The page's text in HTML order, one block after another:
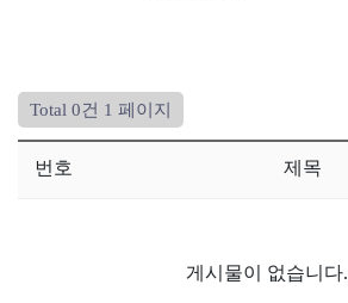
Total 0건 1 페이지
번호 제목
게시물이 없습니다.